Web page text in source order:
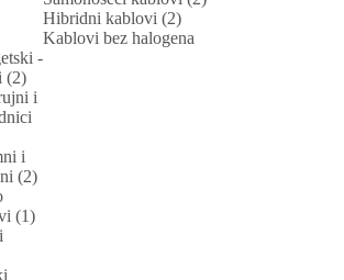
Hibridni kablovi (2)
Kablovi bez halogena
-
(2)
i
i
(2)
(1)